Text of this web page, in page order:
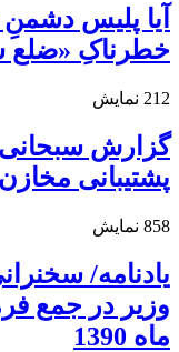
آیا پلیس
خطرناکِ «ضلع
212 نمایش
گزارش
پشتیبانی
858 نمایش
یادنامه/
وزیر در جمع
ماه 1390